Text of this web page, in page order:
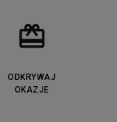
ODKRYWAJ
OKAZJE